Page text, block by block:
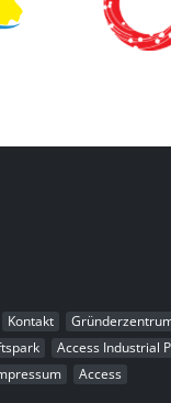
Kontakt
Access Industrial
Access